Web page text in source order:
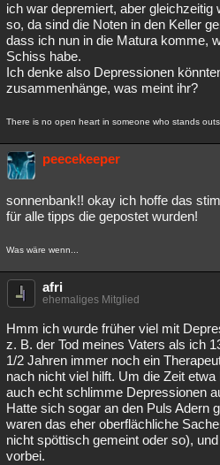
ich war depremiert, aber gleichzeitig
so, da sind die Noten in den Keller
dass ich nun in die Matura komme,
Schiss habe.
Ich denke also Depressionen
zusammenhänge, was meint ihr?
There is no open heart in someone who stands
peecekeeper
sonnenbank!! okay ich hoffe das
für alle tipps die gepostet wurden!
Was wäre wenn...
afri
ehemaliges Mitglied
Hmm ich wurde früher viel mit
z. B. der Tod meines Vaters als ich
1/2 Jahren immer noch ein
nach nicht viel hilft. Um die Zeit
auch echt schlimme Depressionen
Hatte sich sogar an den Puls Adern
waren das eher oberflächliche
nicht spöttisch gemeint oder so),
vorbei.